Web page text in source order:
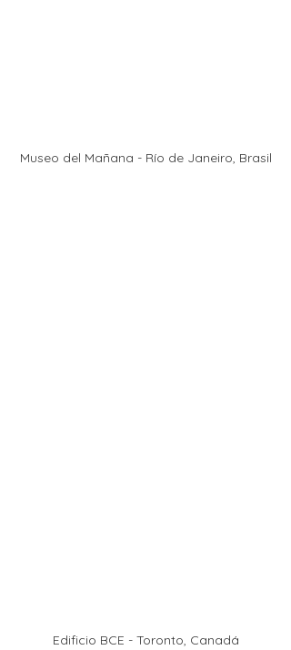
Museo del Mañana - Río de Janeiro, Brasil
Edificio BCE - Toronto, Canadá